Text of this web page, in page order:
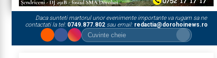
Daca sunteti martorul unor evenimente importante va rugam sa ne
contactati la tel: 0749.877.802sau email: redactia@dorohoinews.ro